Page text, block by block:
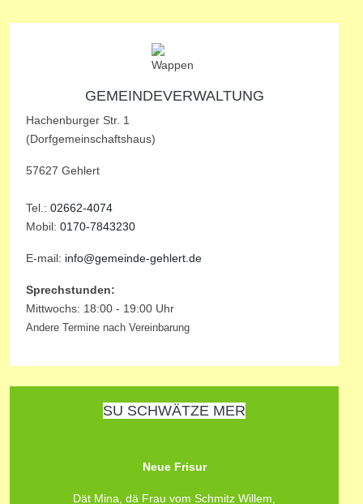
GEMEINDEVERWALTUNG
Hachenburger Str. 1
(Dorfgemeinschaftshaus)
57627 Gehlert
Tel.: 02662-4074
Mobil: 0170-7843230
E-mail: info@gemeinde-gehlert.de
Sprechstunden:
Mittwochs: 18:00 - 19:00 Uhr
Andere Termine nach Vereinbarung
SU SCHWÄTZE MER
Neue Frisur
Dät Mina, dä Frau vom Schmitz Willem,